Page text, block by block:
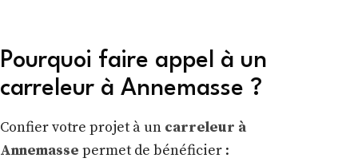
Pourquoi faire appel à un
carreleur à Annemasse ?
Confier votre projet à un carreleur à
Annemasse permet de bénéficier :